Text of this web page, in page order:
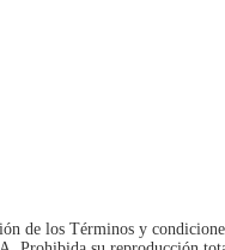
de los Términos y